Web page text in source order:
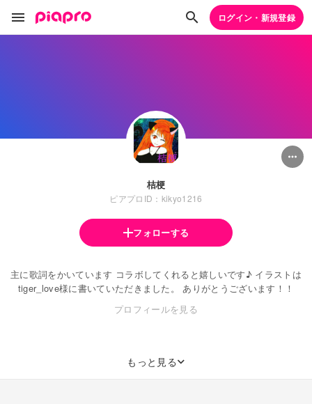
ログイン・新規登録
桔梗
ピアプロID：kikyo1216
フォローする
主に歌詞をかいています コラボしてくれると嬉しいです♪ イラストは
tiger_love様に書いていただきました。 ありがとうございます！！
プロフィールを見る
もっと見る